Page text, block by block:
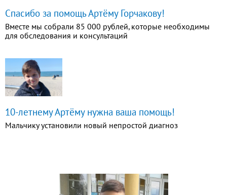
Спасибо за помощь Артёму Горчакову!
Вместе мы собрали 85 000 рублей, которые необходимы
для обследования и консультаций
10-летнему Артёму нужна ваша помощь!
Мальчику установили новый непростой диагноз